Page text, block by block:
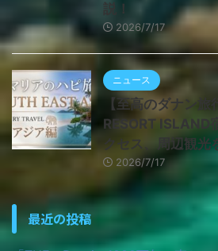
説！
2026/7/17
ニュース
【至高のダナン
RESORT ISLAND
クセス、周辺観光
2026/7/17
最近の投稿